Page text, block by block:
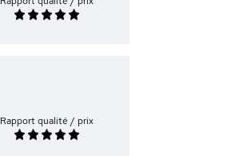
Rapport qualité / prix